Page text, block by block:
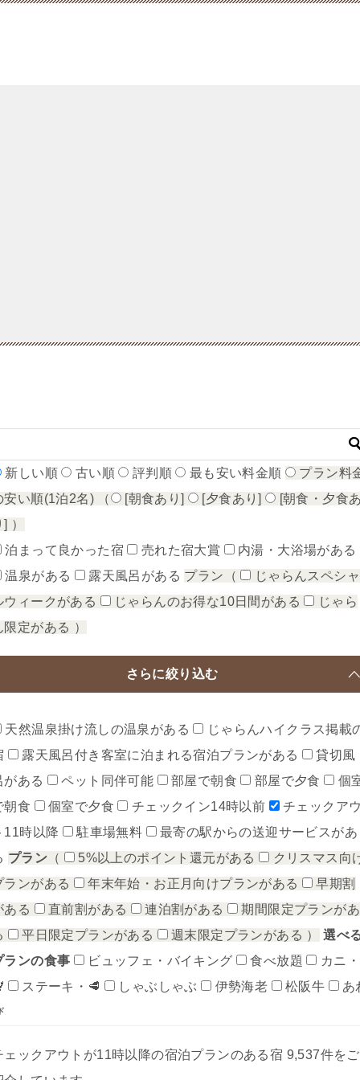
新しい順 古い順 評判順 最も安い料金順
プラン料
安い順(1泊2名)
（ [朝食あり] [夕食あり]
[朝食・夕食あ
] ）
泊まって良かった宿
売れた宿大賞
内湯・大浴場がある
温泉がある
露天風呂がある プラン（
じゃらんスペシャ
ウィークがある
じゃらんのお得な10日間がある
じゃら
限定がある ）
さらに絞り込む
天然温泉掛け流しの温泉がある
じゃらんハイクラス掲載
露天風呂付き客室に泊まれる宿泊プランがある
貸切風
がある
ペット同伴可能 部屋で朝食 部屋で夕食
個
朝食
個室で夕食 チェックイン14時以前
チェックアウ
11時以降
駐車場無料
最寄の駅からの送迎サービスがあ
プラン （ 5%以上のポイント還元がある
クリスマス向
ランがある
年末年始・お正月向けプランがある
早期割
ある
直前割がある 連泊割がある
期間限定プランがあ
平日限定プランがある 週末限定プランがある ）
選べ
ランの食事
ビュッフェ・バイキング 食べ放題
カニ・
ステーキ・🥩 しゃぶしゃぶ 伊勢海老 松阪牛
あ
ェックアウトが11時以降の宿泊プランのある宿 9,537件をご